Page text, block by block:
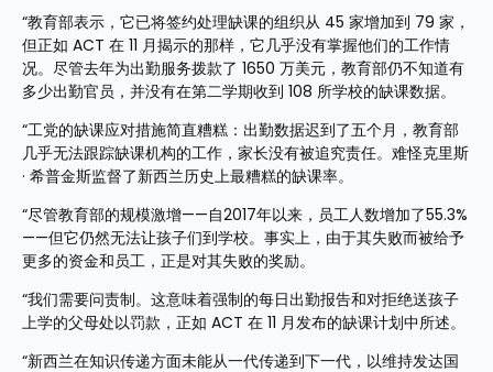
“教育部表示，它已将签约处理缺课的组织从 45 家增加到 79 家，
但正如 ACT 在 11 月揭示的那样，它几乎没有掌握他们的工作情
况。尽管去年为出勤服务拨款了 1650 万美元，教育部仍不知道有
多少出勤官员，并没有在第二学期收到 108 所学校的缺课数据。
“工党的缺课应对措施简直糟糕：出勤数据迟到了五个月，教育部
几乎无法跟踪缺课机构的工作，家长没有被追究责任。难怪克里斯
· 希普金斯监督了新西兰历史上最糟糕的缺课率。
“尽管教育部的规模激增——自2017年以来，员工人数增加了55.3%
——但它仍然无法让孩子们到学校。事实上，由于其失败而被给予
更多的资金和员工，正是对其失败的奖励。
“我们需要问责制。这意味着强制的每日出勤报告和对拒绝送孩子
上学的父母处以罚款，正如 ACT 在 11 月发布的缺课计划中所述。
“新西兰在知识传递方面未能从一代传递到下一代，以维持发达国